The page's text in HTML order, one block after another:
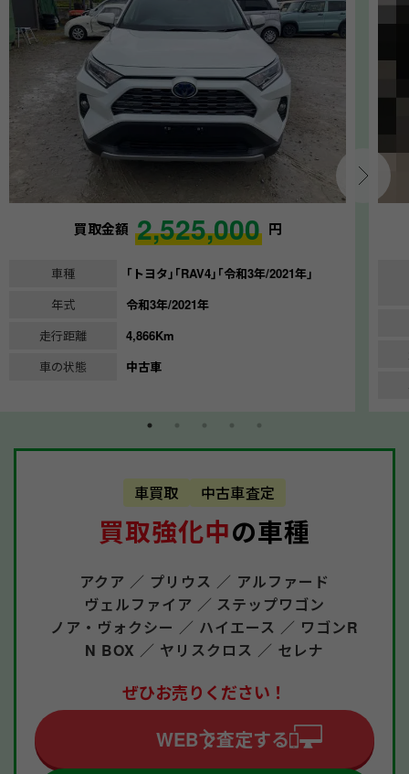
買取金額 2,525,000 円
車種
｢トヨタ｣｢RAV4｣｢令和3年/2021年｣
年式
令和3年/2021年
走行距離
4,866Km
車の状態
中古車
車買取 中古車査定
買取強化中の車種
アクア ／ プリウス ／ アルファード
ヴェルファイア ／ ステップワゴン
ノア・ヴォクシー ／ ハイエース ／ ワゴンR
N BOX ／ ヤリスクロス ／ セレナ
ぜひお売りください！
WEBで査定する